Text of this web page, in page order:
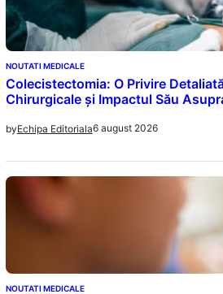
NOUTATI MEDICALE
Colecistectomia: O Privire
Chirurgicale și Impactul Său
byEchipa Editoriala6 august 2026
NOUTATI MEDICALE